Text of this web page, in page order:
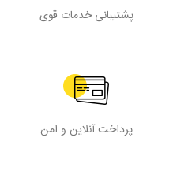
پشتیبانی خدمات قوی
پرداخت آنلاین و امن